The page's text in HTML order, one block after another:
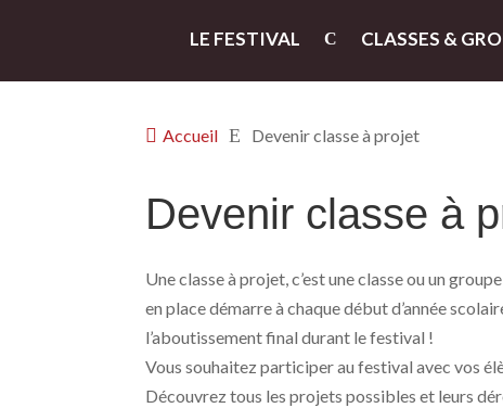
LE FESTIVAL CLASSES &
 Accueil E Devenir classe à projet
Devenir classe à
Une classe à projet, c’est une classe ou un
en place démarre à chaque début d’année
l’aboutissement final durant le festival !
Vous souhaitez participer au festival avec vos
Découvrez tous les projets possibles et leurs